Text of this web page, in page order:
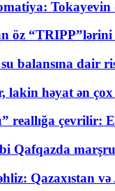
Tokayevin
öz “TRIPP”lərini
balansına dair
lakin həyat ən
reallığa çevrilir:
Qafqazda
Qazaxıstan